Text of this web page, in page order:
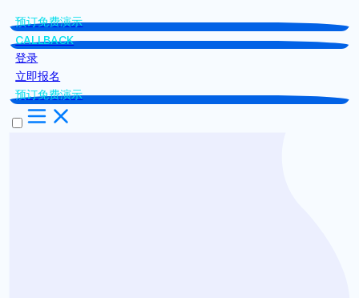
预订免费演示
CALLBACK
登录
立即报名
预订免费演示